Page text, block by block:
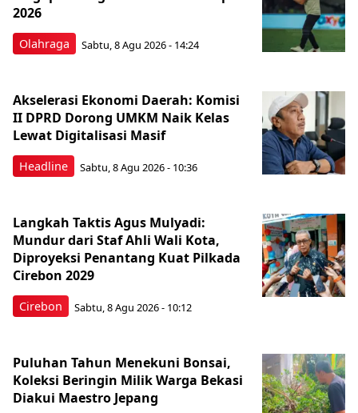
Olahraga
2026
Sabtu, 8 Agu 2026 - 14:24
Headline
Akselerasi Ekonomi Daerah: Komisi
II DPRD Dorong UMKM Naik Kelas
Lewat Digitalisasi Masif
Sabtu, 8 Agu 2026 - 10:36
Cirebon
Langkah Taktis Agus Mulyadi:
Mundur dari Staf Ahli Wali Kota,
Diproyeksi Penantang Kuat Pilkada
Cirebon 2029
Sabtu, 8 Agu 2026 - 10:12
Puluhan Tahun Menekuni Bonsai,
Koleksi Beringin Milik Warga Bekasi
Diakui Maestro Jepang